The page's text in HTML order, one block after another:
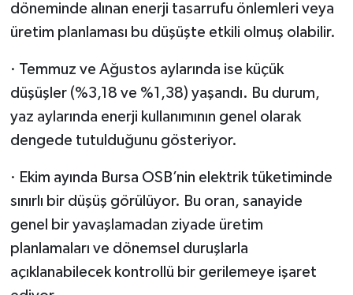
döneminde alınan enerji tasarrufu önlemleri veya
üretim planlaması bu düşüşte etkili olmuş olabilir.
· Temmuz ve Ağustos aylarında ise küçük
düşüşler (%3,18 ve %1,38) yaşandı. Bu durum,
yaz aylarında enerji kullanımının genel olarak
dengede tutulduğunu gösteriyor.
· Ekim ayında Bursa OSB’nin elektrik tüketiminde
sınırlı bir düşüş görülüyor. Bu oran, sanayide
genel bir yavaşlamadan ziyade üretim
planlamaları ve dönemsel duruşlarla
açıklanabilecek kontrollü bir gerilemeye işaret